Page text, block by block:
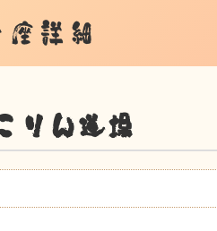
座詳細
りん道場